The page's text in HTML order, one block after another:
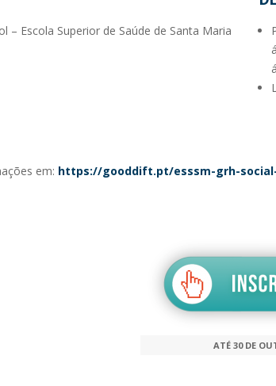
– Escola Superior de Saúde de Santa Maria
em: https://gooddift.pt/esssm-grh-
ATÉ 30 DE